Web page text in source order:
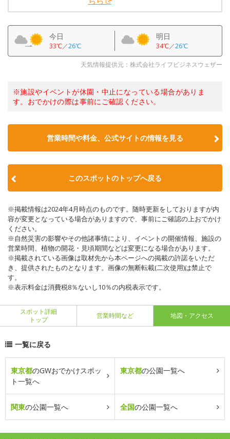
今日
33℃／26℃
明日
34℃／26℃
天気情報提供元：株式会社ライフビジネスウェザー
※施設やイベントが休園・中止になっている場合がありま
す。おでかけの際は事前にご確認ください。
営業時間や料金、公式サイトの情報を見る
このスポットのトップへ戻る
※掲載情報は2024年4月時点のものです。随時更新をしておりますが内
容が変更となっている場合がありますので、事前にご確認の上おでかけ
ください。
※自然災害の影響やその他諸事情により、イベントの開催情報、施設の
営業時間、植物の開花・見頃期間などは変更になる場合があります。
※掲載されている画像は取材先から本ページへの掲載の許諾をいただ
き、提供されたものとなります。画像の無断転載(二次使用)は禁止で
す。
※表示料金は消費税8％ないし10％の内税表示です。
スポット詳細
トップ
営業時間など 地図・アクセス
一覧に戻る
東京都のGWおでかけスポッ
ト一覧へ
東京都の公園一覧へ
関東の公園一覧へ 全国の公園一覧へ